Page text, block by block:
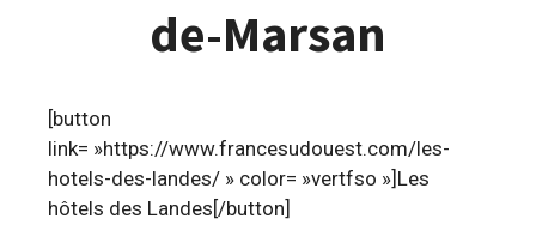
de-Marsan
[button
link= »https://www.francesudouest.com/les-
hotels-des-landes/ » color= »vertfso »]Les
hôtels des Landes[/button]